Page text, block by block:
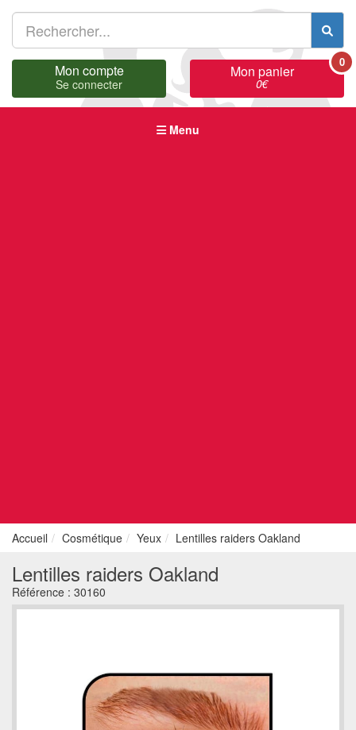
Mon compte
Se connecter
Mon panier
0€
0
Menu
Accueil Cosmétique Yeux Lentilles raiders Oakland
Lentilles raiders Oakland
Référence : 30160